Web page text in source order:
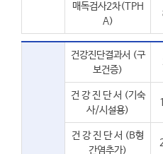
매독검사2차(TPH
A)
건강진단결과서 (구
보건증)
건 강 진 단 서 (기숙
사/시설용)
건 강 진 단 서 (B형
간염추가)